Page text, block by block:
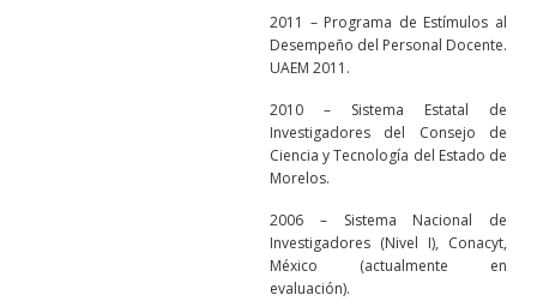
2011 – Programa de Estímulos al
Desempeño del Personal Docente.
UAEM 2011.
2010 – Sistema Estatal de
Investigadores del Consejo de
Ciencia y Tecnología del Estado de
Morelos.
2006 – Sistema Nacional de
Investigadores (Nivel I), Conacyt,
México (actualmente en
evaluación).